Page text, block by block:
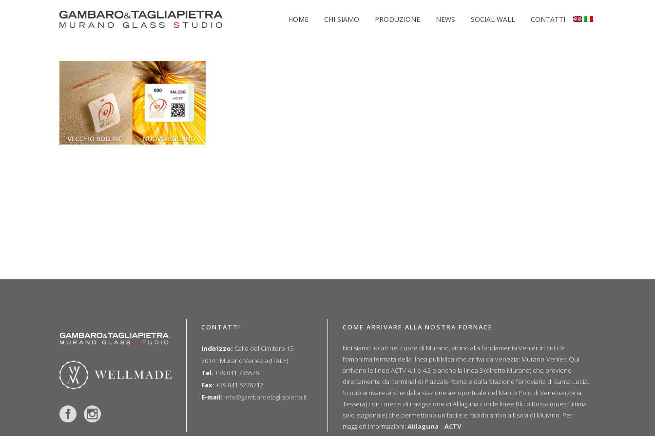
HOME CHI SIAMO PRODUZIONE NEWS SOCIAL WALL CONTATTI
CONTATTI
Indirizzo: Calle del Cimitero 15
30141 Murano Venezia (ITALY)
Tel: +39 041 736576
Fax: +39 041 5276712
E-mail: info@gambaroetagliapietra.it
COME ARRIVARE ALLA NOSTRA FORNACE
Noi siamo locati nel cuore di Murano, vicino alla fondamenta Venier in cui c’è
l’omonima fermata della linea pubblica che arriva da Venezia: Murano-Venier. Qui
arrivano le linee ACTV 4.1 e 4.2 e anche la linea 3 (diretto Murano) che proviene
direttamente dal terminal di Piazzale Roma e dalla Stazione ferroviaria di Santa Lucia.
Si può arrivare anche dalla stazione aeroportuale del Marco Polo di Venezia (zona
Tessera) con i mezzi di navigazione di Alilaguna con le linee Blu o Rossa (quest’ultima
solo stagionale) che permettono un facile e rapido arrivo all’isola di Murano. Per
maggiori informazioni: Alilaguna ACTV